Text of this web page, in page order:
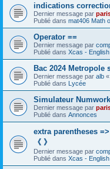
indications
Dernier message par
Publié dans mat406 Math
Operator ==
Dernier message par
Publié dans Xcas - English
Bac 2024 Metropole
Dernier message par alb «
Publié dans Lycée
Simulateur
Dernier message par
Publié dans Annonces
extra parentheses
《 》
Dernier message par
Publié dans Xcas - English